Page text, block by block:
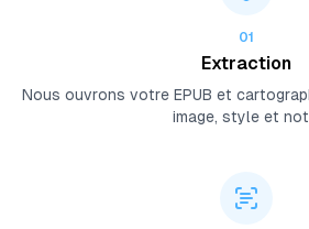
01
Extraction
Nous ouvrons votre EPUB et
image, style et